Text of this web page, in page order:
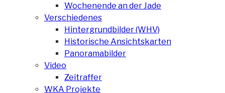
Wochenende an der Jade
Verschiedenes
Hintergrundbilder (WHV)
Historische Ansichtskarten
Panoramabilder
Video
Zeitraffer
WKA Projekte